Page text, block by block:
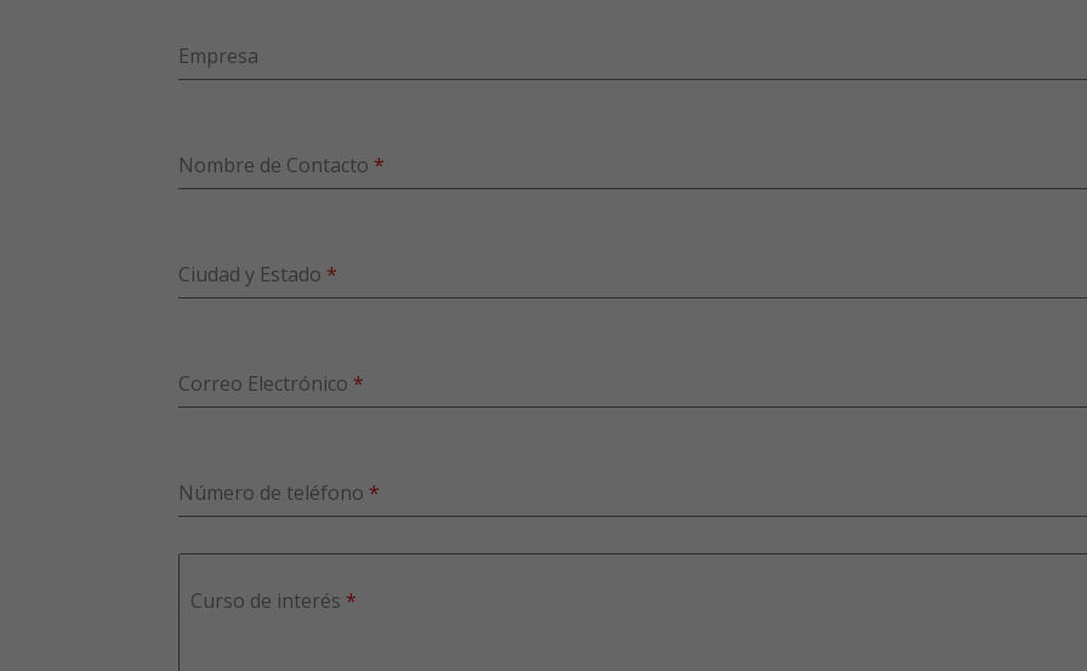
Empresa
Nombre de Contacto *
Ciudad y Estado *
Correo Electrónico *
Número de teléfono *
Curso de interés *